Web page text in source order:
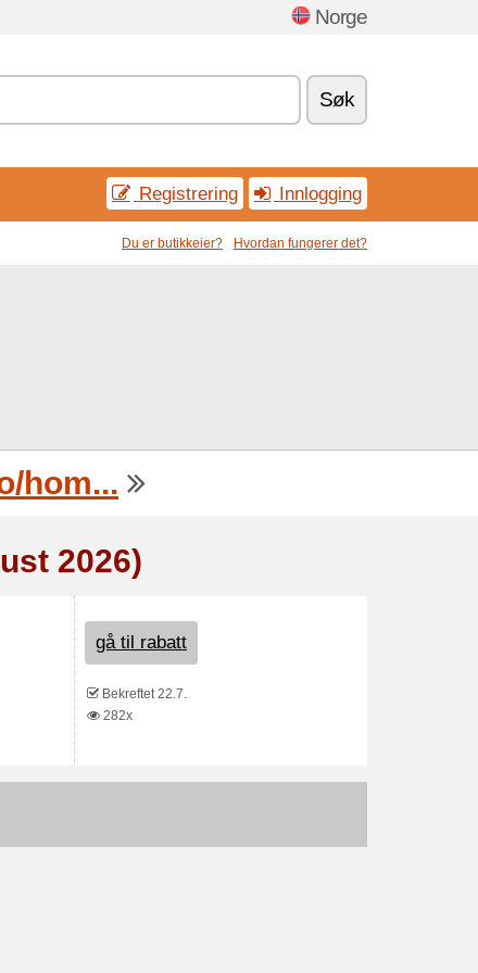
Norge
Søk
Registrering Innlogging
Du er butikkeier? Hvordan fungerer det?
hom...
2026)
gå til rabatt
Bekreftet 22.7.
282x